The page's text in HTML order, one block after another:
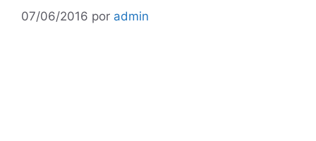
07/06/2016 por admin